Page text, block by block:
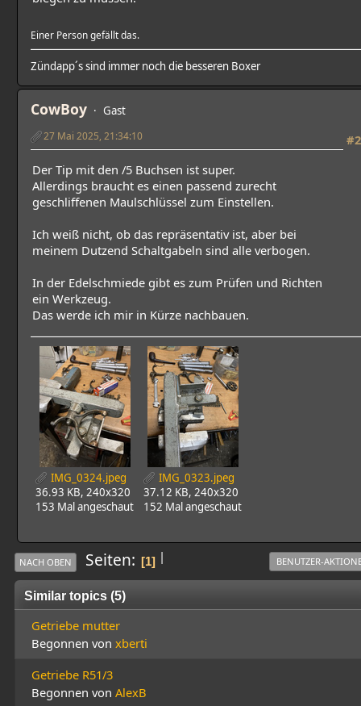
Einer Person gefällt das.
Zündapp´s sind immer noch die besseren Boxer
CowBoy Gast
#2
27 Mai 2025, 21:34:10
Der Tip mit den /5 Buchsen ist super.
Allerdings braucht es einen passend zurecht
geschliffenen Maulschlüssel zum Einstellen.
Ich weiß nicht, ob das repräsentativ ist, aber bei
meinem Dutzend Schaltgabeln sind alle verbogen.
In der Edelschmiede gibt es zum Prüfen und Richten
ein Werkzeug.
Das werde ich mir in Kürze nachbauen.
IMG_0324.jpeg
36.93 KB, 240x320
153 Mal angeschaut
IMG_0323.jpeg
37.12 KB, 240x320
152 Mal angeschaut
|
NACH OBEN Seiten 1 BENUTZER-
Similar topics (5)
Getriebe mutter
Begonnen von xberti
Getriebe R51/3
Begonnen von AlexB